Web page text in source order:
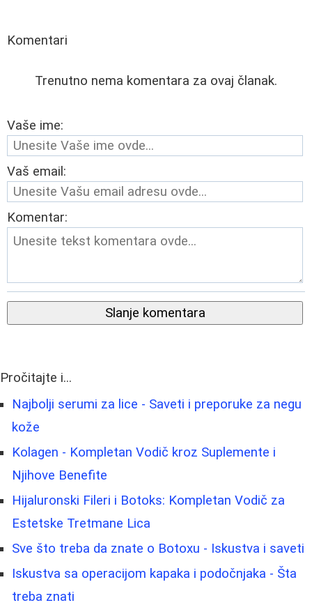
Komentari
Trenutno nema komentara za ovaj članak.
Vaše ime:
Vaš email:
Komentar:
Slanje komentara
Pročitajte i...
Najbolji serumi za lice - Saveti i preporuke za negu
kože
Kolagen - Kompletan Vodič kroz Suplemente i
Njihove Benefite
Hijaluronski Fileri i Botoks: Kompletan Vodič za
Estetske Tretmane Lica
Sve što treba da znate o Botoxu - Iskustva i saveti
Iskustva sa operacijom kapaka i podočnjaka - Šta
treba znati